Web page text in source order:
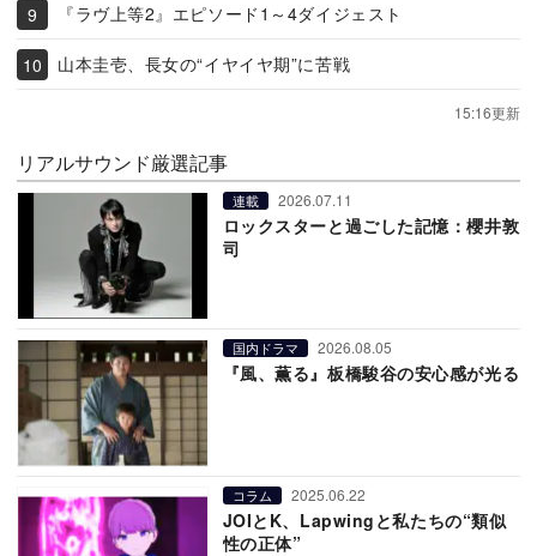
『ラヴ上等2』エピソード1～4ダイジェスト
山本圭壱、長女の“イヤイヤ期”に苦戦
15:16更新
リアルサウンド厳選記事
連載 2026.07.11
ロックスターと過ごした記憶：櫻井敦
司
国内ドラマ 2026.08.05
『風、薫る』板橋駿谷の安心感が光る
コラム 2025.06.22
JOIとK、Lapwingと私たちの“類似
性の正体”